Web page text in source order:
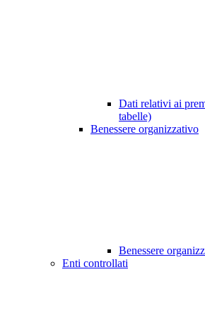
Dati relativi ai
tabelle)
Benessere organizzativo
Benessere
Enti controllati